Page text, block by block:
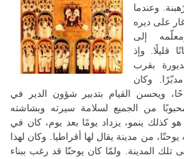
وعندما
على ديره
إلى
قليلًا. وإذ
بقرب
وكان
ويحسن القيام بتدبير شؤون الدير في
من الجميع لسلامة سيرته وبشاشته
هو كذلك ينمو، يزداد يومًا بعد يوم، كان في
من مدينة يقال لها أقراطيا. وكان لهذا
المدينة. ولمّا كان يوحنّا قد رغب ببناء